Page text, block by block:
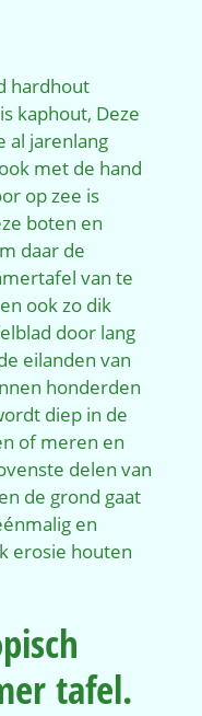
hardhout
kaphout, Deze
al jarenlang
met de hand
op zee is
boten en
daar de
van te
ook zo dik
door lang
eilanden van
honderden
diep in de
of meren en
delen van
de grond gaat
en
erosie houten
tafel.